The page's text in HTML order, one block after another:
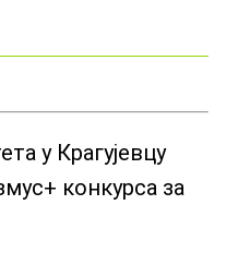
у Крагујевцу
конкурса за